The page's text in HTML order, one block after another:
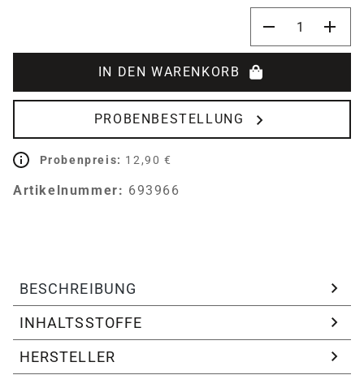
IN DEN WARENKORB
PROBENBESTELLUNG
Probenpreis: 12,90 €
Artikelnummer: 693966
BESCHREIBUNG
INHALTSSTOFFE
HERSTELLER